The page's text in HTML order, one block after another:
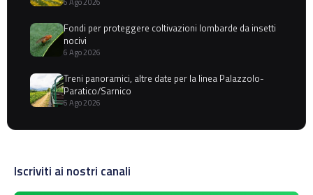
Fondi per proteggere coltivazioni lombarde da insetti
nocivi
6 Ago 2026
Treni panoramici, altre date per la linea Palazzolo-
Paratico/Sarnico
6 Ago 2026
Iscriviti ai nostri canali